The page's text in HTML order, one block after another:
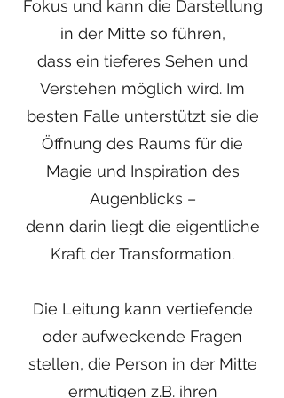
Fokus und kann die Darstellung
in der Mitte so führen,
dass ein tieferes Sehen und
Verstehen möglich wird. Im
besten Falle unterstützt sie die
Öffnung des Raums für die
Magie und Inspiration des
Augenblicks –
denn darin liegt die eigentliche
Kraft der Transformation.
Die Leitung kann vertiefende
oder aufweckende Fragen
stellen, die Person in der Mitte
ermutigen z.B. ihren